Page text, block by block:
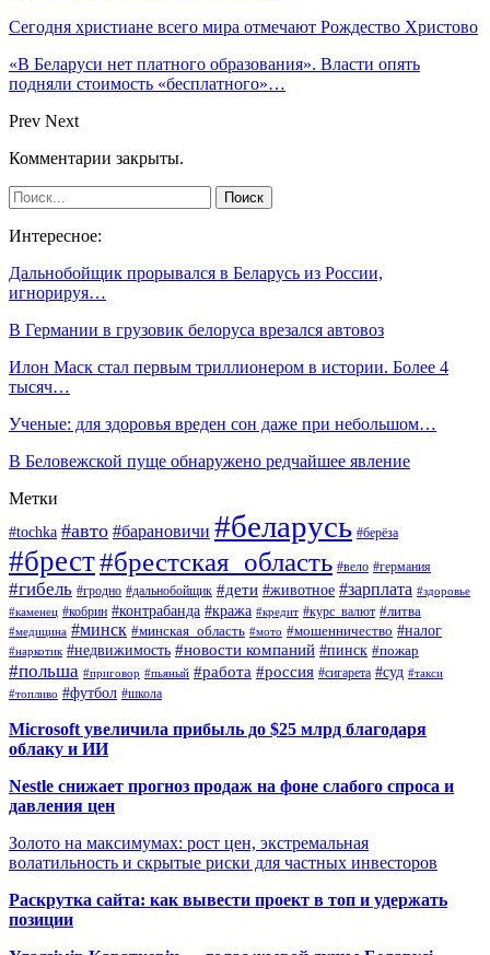
Сегодня христиане всего мира отмечают Рождество Христово
«В Беларуси нет платного образования». Власти опять
подняли стоимость «бесплатного»…
Prev Next
Комментарии закрыты.
Интересное:
Дальнобойщик прорывался в Беларусь из России,
игнорируя…
В Германии в грузовик белоруса врезался автовоз
Илон Маск стал первым триллионером в истории. Более 4
тысяч…
Ученые: для здоровья вреден сон даже при небольшом…
В Беловежской пуще обнаружено редчайшее явление
Метки
#tochka #авто #барановичи #беларусь #берёза
#брест#брестская_область #вело #германия
#гибель #гродно #дальнобойщик #дети #животное #зарплата #здоровье
#каменец #кобрин #контрабанда #кража #кредит #курс_валют #литва
#медицина #минск #минская_область #мото #мошенничество #налог
#наркотик #недвижимость #новости компаний #пинск #пожар
#польша #приговор #пьяный #работа #россия #сигарета #суд #такси
#топливо #футбол #школа
Microsoft увеличила прибыль до $25 млрд благодаря
облаку и ИИ
Nestle снижает прогноз продаж на фоне слабого спроса и
давления цен
Золото на максимумах: рост цен, экстремальная
волатильность и скрытые риски для частных инвесторов
Раскрутка сайта: как вывести проект в топ и удержать
позиции